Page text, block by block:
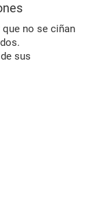
no se ciñan
sus